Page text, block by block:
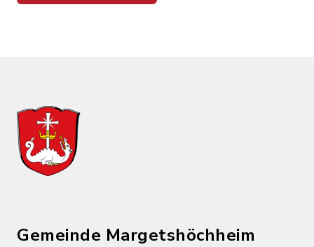
Gemeinde Margetshöchheim